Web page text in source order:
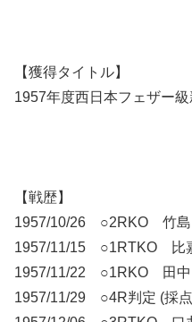
【獲得タイトル】
1957年度西日本フェザー級
【戦歴】
1957/10/26 ○2RKO 竹島
1957/11/15 ○1RTKO 比
1957/11/22 ○1RKO 田中
1957/11/29 ○4R判定 (採